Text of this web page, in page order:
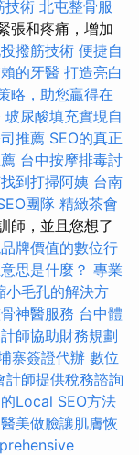
技術 北屯整骨服
張和疼痛，增加
撥筋技術 便捷自
的牙醫 打造亮白
略，助您贏得在
玻尿酸填充實現自
推薦 SEO的真正
台中按摩排毒討
到打掃阿姨 台南
團隊 精緻茶會
師，並且您想了
牌價值的數位行
思是什麼？ 專業
小毛孔的解決方
神醫服務 台中體
師協助財務規劃
寨簽證代辦 數位
計師提供稅務諮詢
Local SEO方法
醫美做臉讓肌膚恢